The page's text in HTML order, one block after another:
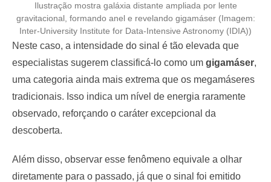
Ilustração mostra galáxia distante ampliada por lente
gravitacional, formando anel e revelando gigamáser (Imagem:
Inter-University Institute for Data-Intensive Astronomy (IDIA))
Neste caso, a intensidade do sinal é tão elevada que
especialistas sugerem classificá-lo como um gigamáser,
uma categoria ainda mais extrema que os megamáseres
tradicionais. Isso indica um nível de energia raramente
observado, reforçando o caráter excepcional da
descoberta.
Além disso, observar esse fenômeno equivale a olhar
diretamente para o passado, já que o sinal foi emitido